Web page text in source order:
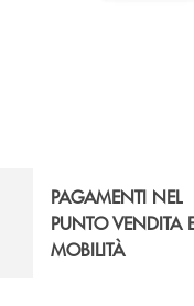
PAGAMENTI NEL
PUNTO VENDITA
MOBILITÀ